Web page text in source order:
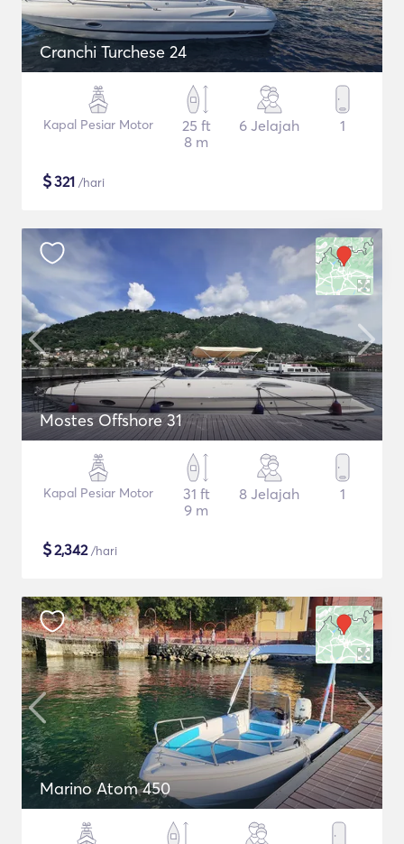
Cranchi Turchese 24
Kapal Pesiar Motor
25 ft
8 m
6 Jelajah 1
$321 /hari
Mostes Offshore 31
Kapal Pesiar Motor
31 ft
9 m
8 Jelajah 1
$2,342/hari
Marino Atom 450